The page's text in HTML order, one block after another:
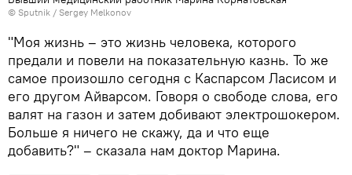
© Sputnik / Sergey Melkonov
"Моя жизнь – это жизнь человека, которого
предали и повели на показательную казнь. То же
самое произошло сегодня с Каспарсом Ласисом и
его другом Айварсом. Говоря о свободе слова, его
валят на газон и затем добивают электрошокером.
Больше я ничего не скажу, да и что еще
добавить?" – сказала нам доктор Марина.